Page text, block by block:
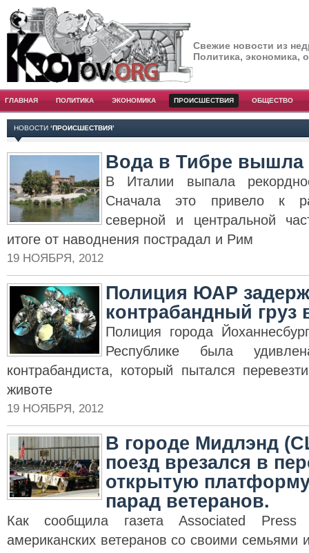
Свежие новости из
Политика, экономика,
ГЛАВНАЯ ПОЛИТИКА ЭКОНОМИКА ПРОИСШЕСТВИЯ ОБЩЕСТВО
НОВОСТИ ‘ПРОИСШЕСТВИЯ’
Вода в Тибре вышла
В Италии выпала
Сначала это привело к
северной и центральной
итоге от наводнения пострадал и Рим
19 НОЯБРЯ, 2012
Полиция ЮАР
контрабандный груз
Полиция города
Республике была
контрабандиста, который пытался
животе
19 НОЯБРЯ, 2012
В городе Мидлэнд
поезд врезался в
открытую
парад ветеранов.
Как сообщила газета Associated Press
американских ветеранов со своими семьями